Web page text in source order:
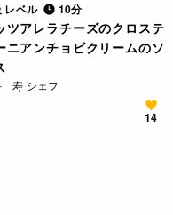
レベル 10分
ツアレラチーズのクロステ
ニアンチョビクリームのソ
寿 シェフ
14